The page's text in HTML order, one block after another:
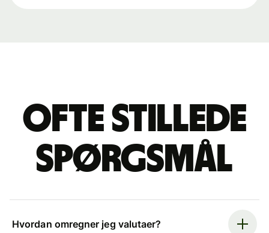
Ofte stillede
spørgsmål
Hvordan omregner jeg valutaer?